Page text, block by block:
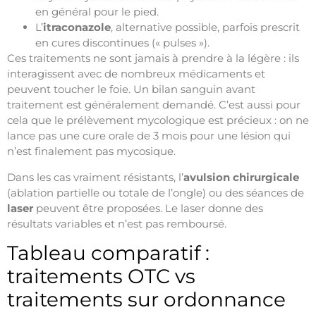
en général pour le pied.
L’itraconazole, alternative possible, parfois prescrit
en cures discontinues (« pulses »).
Ces traitements ne sont jamais à prendre à la légère : ils
interagissent avec de nombreux médicaments et
peuvent toucher le foie. Un bilan sanguin avant
traitement est généralement demandé. C’est aussi pour
cela que le prélèvement mycologique est précieux : on ne
lance pas une cure orale de 3 mois pour une lésion qui
n’est finalement pas mycosique.
Dans les cas vraiment résistants, l’avulsion chirurgicale
(ablation partielle ou totale de l’ongle) ou des séances de
laser peuvent être proposées. Le laser donne des
résultats variables et n’est pas remboursé.
Tableau comparatif :
traitements OTC vs
traitements sur ordonnance